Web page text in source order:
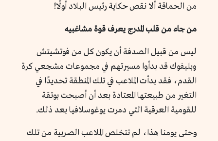
من الحماقة ألا نقص حكاية رئيس البلاد أولًا!
من جاء من قلب المدرج يعرف قوة مشاغبيه
ليس من قبيل الصدفة أن يكون كل من فوتشيتش
وبليفوك قد بدأوا مسيرتهم في مجموعات مشجعي كرة
القدم، فقد بدأت الملاعب في تلك المنطقة تحديدًا في
التغير من طبيعتها المعتادة بعد أن أصبحت بوتقة
للقومية العرقية التي دمرت يوغوسلافيا بعد ذلك.
وحتى يومنا هذا، لم تتخلص الملاعب الصربية من تلك